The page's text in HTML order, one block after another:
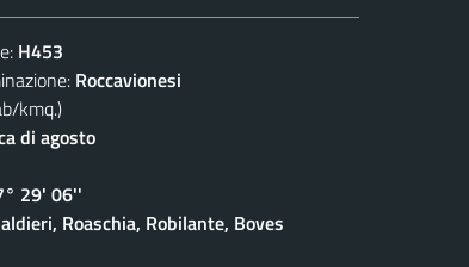
H453
Roccavionesi
kmq.)
di agosto
29' 06''
Roaschia, Robilante, Boves